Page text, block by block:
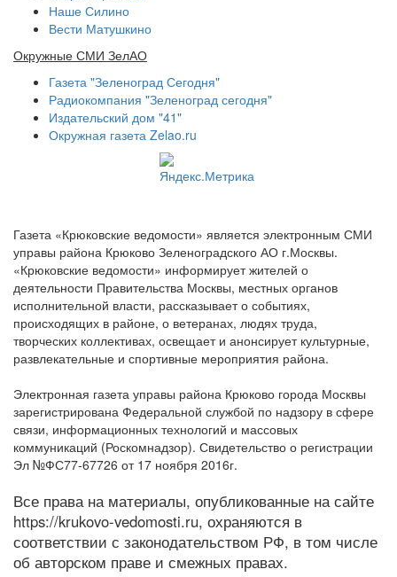
Наше Силино
Вести Матушкино
Окружные СМИ ЗелАО
Газета "Зеленоград Сегодня"
Радиокомпания "Зеленоград сегодня"
Издательский дом "41"
Окружная газета Zelao.ru
Газета «Крюковские ведомости» является электронным СМИ
управы района Крюково Зеленоградского АО г.Москвы.
«Крюковские ведомости» информирует жителей о
деятельности Правительства Москвы, местных органов
исполнительной власти, рассказывает о событиях,
происходящих в районе, о ветеранах, людях труда,
творческих коллективах, освещает и анонсирует культурные,
развлекательные и спортивные мероприятия района.
Электронная газета управы района Крюково города Москвы
зарегистрирована Федеральной службой по надзору в сфере
связи, информационных технологий и массовых
коммуникаций (Роскомнадзор). Свидетельство о регистрации
Эл №ФС77-67726 от 17 ноября 2016г.
Все права на материалы, опубликованные на сайте
https://krukovo-vedomosti.ru, охраняются в
соответствии с законодательством РФ, в том числе
об авторском праве и смежных правах.